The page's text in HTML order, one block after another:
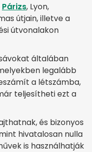
Párizs, Lyon,
útjain, illetve a
útvonalakon
általában
legalább
a létszámba,
teljesítheti ezt a
és bizonyos
hivatalosan nulla
is használhatják